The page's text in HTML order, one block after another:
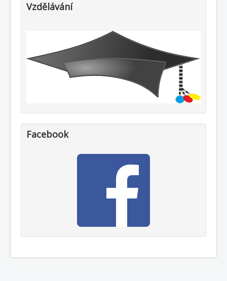
Vzdělávání
Facebook